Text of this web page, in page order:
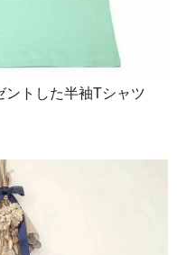
ントした半袖Tシャツ